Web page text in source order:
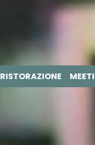
RISTORAZIONE